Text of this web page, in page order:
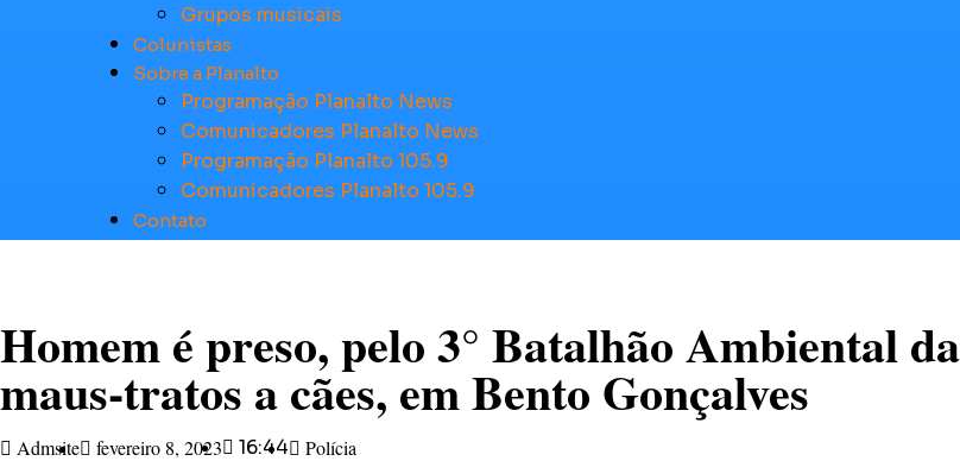
Grupos musicais
Colunistas
Sobre a Planalto
Programação Planalto News
Comunicadores Planalto News
Programação Planalto 105.9
Comunicadores Planalto 105.9
Contato
Homem é preso, pelo 3° Batalhão Ambiental
maus-tratos a cães, em Bento Gonçalves
Admsite fevereiro 8, 2023 16:44 Polícia